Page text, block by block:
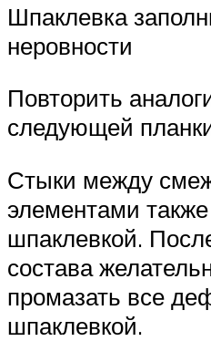
Шпаклевка
неровности
Повторить
следующей
Стыки между
элементами
шпаклевкой.
состава
промазать все
шпаклевкой.